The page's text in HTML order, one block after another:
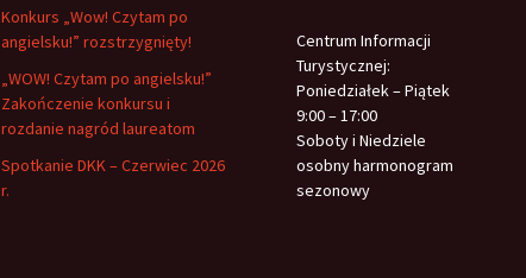
Konkurs „Wow! Czytam po
angielsku!” rozstrzygnięty!
„WOW! Czytam po angielsku!”
Zakończenie konkursu i
rozdanie nagród laureatom
Spotkanie DKK – Czerwiec 2026
r.
Centrum Informacji
Turystycznej:
Poniedziałek – Piątek
9:00 – 17:00
Soboty i Niedziele
osobny harmonogram
sezonowy